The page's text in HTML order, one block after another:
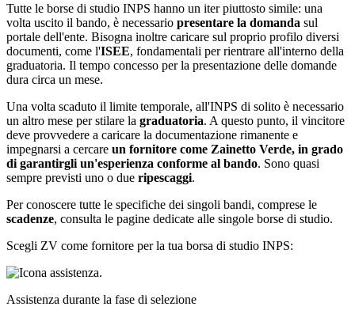
Tutte le borse di studio INPS hanno un iter piuttosto simile: una
volta uscito il bando, è necessario presentare la domanda sul
portale dell'ente. Bisogna inoltre caricare sul proprio profilo diversi
documenti, come l'ISEE, fondamentali per rientrare all'interno della
graduatoria. Il tempo concesso per la presentazione delle domande
dura circa un mese.
Una volta scaduto il limite temporale, all'INPS di solito è necessario
un altro mese per stilare la graduatoria. A questo punto, il vincitore
deve provvedere a caricare la documentazione rimanente e
impegnarsi a cercare un fornitore come Zainetto Verde, in grado
di garantirgli un'esperienza conforme al bando. Sono quasi
sempre previsti uno o due ripescaggi.
Per conoscere tutte le specifiche dei singoli bandi, comprese le
scadenze, consulta le pagine dedicate alle singole borse di studio.
Scegli ZV come fornitore per la tua borsa di studio INPS:
Assistenza durante la fase di selezione